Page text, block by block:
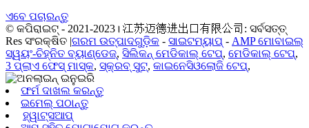
ଏବେ ପଚାରନ୍ତୁ
© କପିରାଇଟ୍ - 2021-2023। 江苏迈德进出口有限公司: ସର୍ବସତ୍ତ୍
Res ସଂରକ୍ଷିତ |ଗରମ ଉତ୍ପାଦଗୁଡ଼ିକ - ସାଇଟମ୍ୟାପ୍ - AMP ମୋବାଇଲ୍
ସ୍ୱୟଂ-ଚିହ୍ନିତ ବ୍ୟାଣ୍ଡେଜ୍, ସିଲିକନ୍ ମେଡିକାଲ୍ ଟେପ୍, ମେଡିକାଲ୍ ଟେପ୍,
3 ପ୍ଲାଏ ଫେସ୍ ମାସ୍କ, ସ୍କ୍ରବ୍ ସୁଟ୍, କାଇନେସିଓଲୋଜି ଟେପ୍,
ଫର୍ମ ଦାଖଲ କରନ୍ତୁ
ଇମେଲ୍ ପଠାନ୍ତୁ
ହ୍ୱାଟ୍ସଆପ୍